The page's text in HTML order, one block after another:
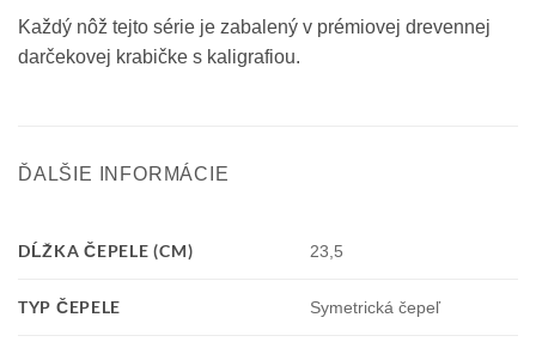
Každý nôž tejto série je zabalený v prémiovej drevennej
darčekovej krabičke s kaligrafiou.
ĎALŠIE INFORMÁCIE
DĹŽKA ČEPELE (CM) 23,5
TYP ČEPELE Symetrická čepeľ